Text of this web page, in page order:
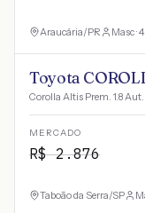
Araucária/PR Masc ·
Toyota
Corolla Altis Prem. 1.8
MERCADO
R$2.876
Taboão da Serra/SP